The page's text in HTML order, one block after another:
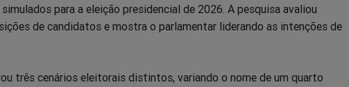
Messenger
Telegram
Gettr
para a eleição presidencial de 2026. A pesquisa avaliou
de candidatos e mostra o parlamentar liderando as intenções de
três cenários eleitorais distintos, variando o nome de um quarto